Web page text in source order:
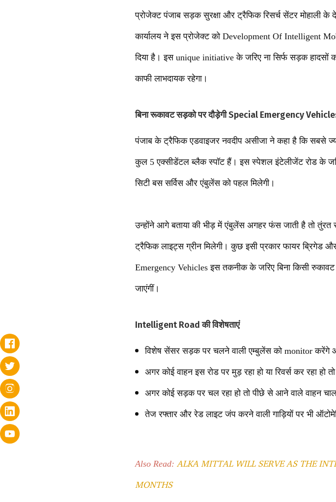
प्रोजेक्ट पंजाब सड़क सुरक्षा और ट्रैफिक रिसर्च सेंटर मोहाली
कार्यालय ने इस प्रोजेक्ट को Development Of Intelligent
दिया है। इस unique initiative के जरिए ना सिर्फ सड़क हादसों
काफी लाभदायक रहेगा।
बिना रूकावट सड़को पर दौड़ेगी Special Emergency
पंजाब के ट्रैफिक एडवाइजर नवदीप असीजा ने कहा है कि सबसे
कुल 5 एक्सीडेंटल ब्लैक स्पॉट हैं। इस स्पेशल इंटेलीजेंट रोड के
सिटी बस सर्विस और एंबुलेंस को पहल मिलेगी।
उन्होंने आगे बताया की भीड़ में एंबुलेंस अगहर फंस जाती है तो
ट्रैफिक लाइट्स ग्रीन मिलेगी। कुछ इसी प्रकार फायर ब्रिगेड
Emergency Vehicles इस तकनीक के जरिए बिना किसी
जाएंगीं।
Intelligent Road की विशेषताएं
विशेष सेंसर सड़क पर चलने वाली एम्बुलेंस को monitor
अगर कोई वाहन इस रोड पर मुड़ रहा हो या रिवर्स कर रहा
अगर कोई सड़क पर चल रहा हो तो पीछे से आने वाले वाहन
तेज रफ्तार और रेड लाइट जंप करने वाली गाड़ियों पर भी
Also Read: ALKA MITTAL WILL SERVE AS THE
MONTHS